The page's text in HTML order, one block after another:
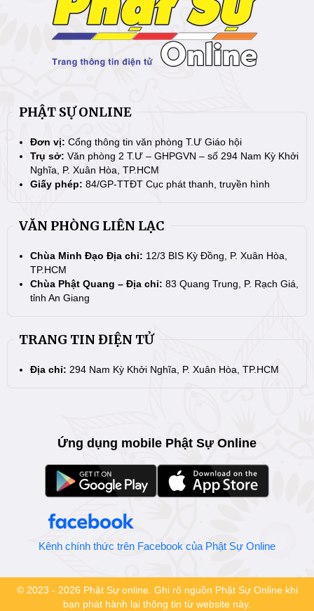
PHẬT SỰ ONLINE
Đơn vị: Cổng thông tin văn phòng T.Ư Giáo hội
Trụ sở: Văn phòng 2 T.Ư – GHPGVN – số 294 Nam Kỳ Khởi
Nghĩa, P. Xuân Hòa, TP.HCM
Giấy phép: 84/GP-TTĐT Cục phát thanh, truyền hình
VĂN PHÒNG LIÊN LẠC
Chùa Minh Đạo Địa chỉ: 12/3 BIS Kỳ Đồng, P. Xuân Hòa,
TP.HCM
Chùa Phật Quang – Địa chỉ: 83 Quang Trung, P. Rạch Giá,
tỉnh An Giang
TRANG TIN ĐIỆN TỬ
Địa chỉ: 294 Nam Kỳ Khởi Nghĩa, P. Xuân Hòa, TP.HCM
Ứng dụng mobile Phật Sự Online
Kênh chính thức trên Facebook của Phật Sự Online
© 2023 - 2026 Phật Sự online. Ghi rõ nguồn Phật Sự Online khi
bạn phát hành lại thông tin từ website này.